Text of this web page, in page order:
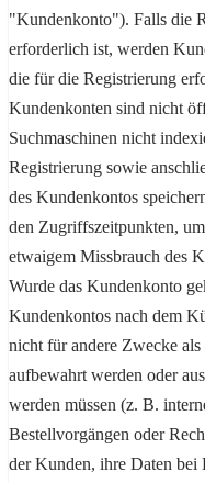
"Kundenkonto"). Falls die
erforderlich ist, werden
die für die Registrierung
Kundenkonten sind nicht
Suchmaschinen nicht
Registrierung sowie
des Kundenkontos
den Zugriffszeitpunkten,
etwaigem Missbrauch des
Wurde das Kundenkonto
Kundenkontos nach dem
nicht für andere Zwecke
aufbewahrt werden oder
werden müssen (z. B.
Bestellvorgängen oder
der Kunden, ihre Daten